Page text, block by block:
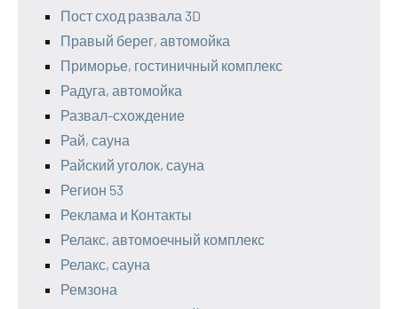
Пост сход развала 3D
Правый берег, автомойка
Приморье, гостиничный комплекс
Радуга, автомойка
Развал-схождение
Рай, сауна
Райский уголок, сауна
Регион 53
Реклама и Контакты
Релакс, автомоечный комплекс
Релакс, сауна
Ремзона